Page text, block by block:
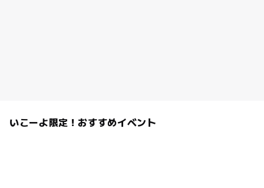
いこーよ限定！おすすめイベント